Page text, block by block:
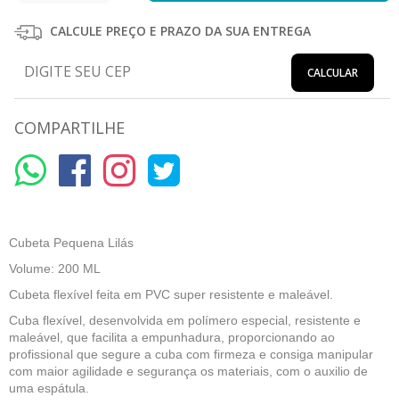
CALCULE PREÇO E PRAZO DA SUA ENTREGA
CALCULAR
COMPARTILHE
Cubeta Pequena Lilás
Volume: 200 ML
Cubeta flexível feita em PVC super resistente e maleável.
Cuba flexível, desenvolvida em polímero especial, resistente e
maleável, que facilita a empunhadura, proporcionando ao
profissional que segure a cuba com firmeza e consiga manipular
com maior agilidade e segurança os materiais, com o auxilio de
uma espátula.